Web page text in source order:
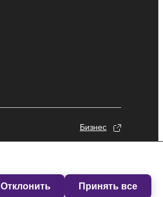
Бизнес
Отклонить Принять все